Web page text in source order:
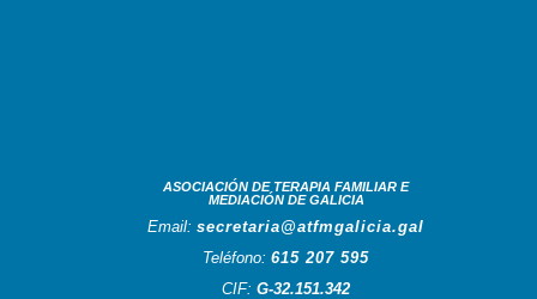
ASOCIACIÓN DE TERAPIA FAMILIAR E
MEDIACIÓN DE GALICIA
Email:secretaria@atfmgalicia.gal
Teléfono:615 207 595
CIF:G-32.151.342